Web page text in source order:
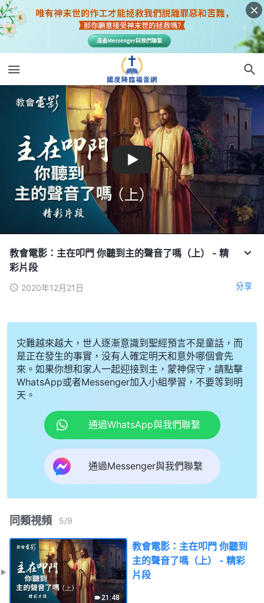
教會電影：主在叩門 你聽到主的聲音了嗎（上） - 精
彩片段
2020年12月21日 分享
灾難越來越大，世人逐漸意識到聖經預言不是童話，而
是正在發生的事實，没有人確定明天和意外哪個會先
來。如果你想和家人一起迎接到主，蒙神保守，請點擊
WhatsApp或者Messenger加入小組學習，不要等到明
天。
通過WhatsApp與我們聯繫
通過Messenger與我們聯繫
同類視頻 5/9
21:48
教會電影：主在叩門 你聽到
主的聲音了嗎（上） - 精彩
片段